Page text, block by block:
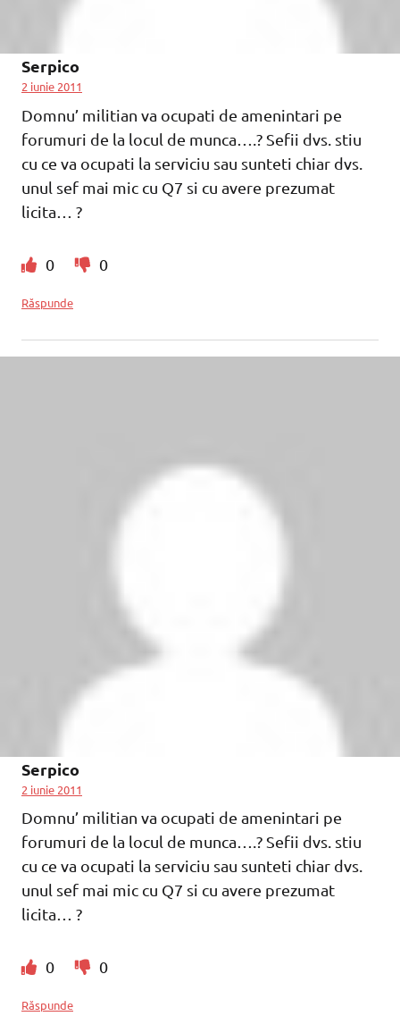
Serpico
2 iunie 2011
Domnu’ militian va ocupati de amenintari pe
forumuri de la locul de munca….? Sefii dvs. stiu
cu ce va ocupati la serviciu sau sunteti chiar dvs.
unul sef mai mic cu Q7 si cu avere prezumat
licita… ?
0 0
Răspunde
Serpico
2 iunie 2011
Domnu’ militian va ocupati de amenintari pe
forumuri de la locul de munca….? Sefii dvs. stiu
cu ce va ocupati la serviciu sau sunteti chiar dvs.
unul sef mai mic cu Q7 si cu avere prezumat
licita… ?
0 0
Răspunde